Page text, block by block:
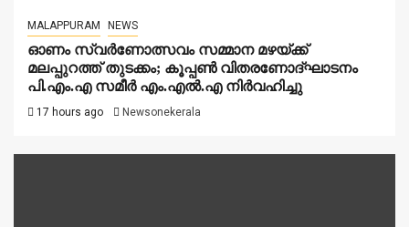
MALAPPURAM NEWS
ഓണം സ്വർണോത്സവം സമ്മാന മഴയ്ക്ക്
മലപ്പുറത്ത് തുടക്കം; കൂപ്പൺ വിതരണോദ്ഘാടനം
പി.എം.എ സമീർ എം.എൽ.എ നിർവഹിച്ചു
17 hours ago Newsonekerala